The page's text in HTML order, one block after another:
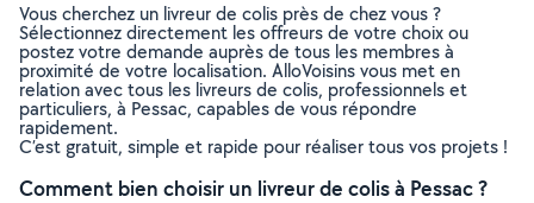
Vous cherchez un livreur de colis près de chez vous ?
Sélectionnez directement les offreurs de votre choix ou
postez votre demande auprès de tous les membres à
proximité de votre localisation. AlloVoisins vous met en
relation avec tous les livreurs de colis, professionnels et
particuliers, à Pessac, capables de vous répondre
rapidement.
C’est gratuit, simple et rapide pour réaliser tous vos projets !
Comment bien choisir un livreur de colis à Pessac ?